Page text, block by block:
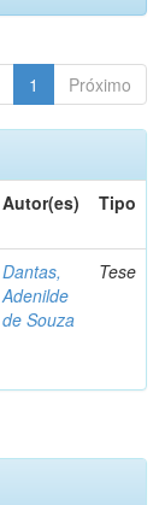
1 Próximo
Autor(es) Tipo
Dantas,
Adenilde
de Souza
Tese